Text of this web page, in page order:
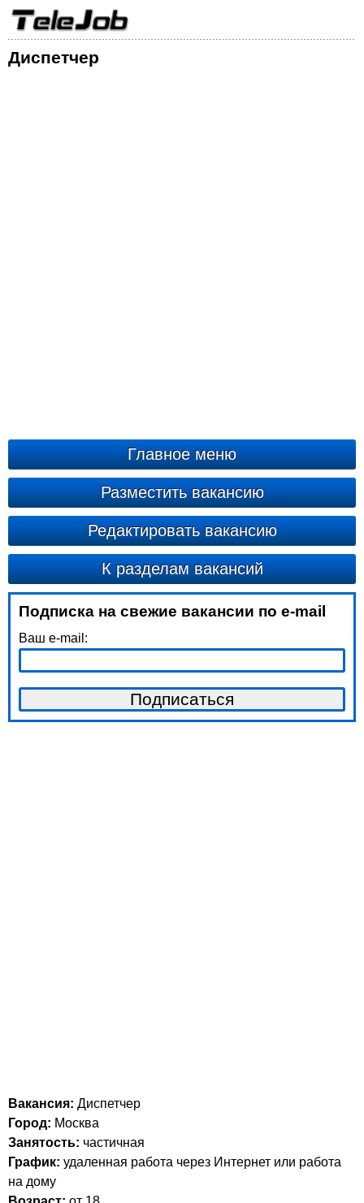
Диспетчер
Главное меню
Разместить вакансию
Редактировать вакансию
К разделам вакансий
Подписка на свежие вакансии по e-mail
Ваш e-mail:
Вакансия: Диспетчер
Город: Москва
Занятость: частичная
График: удаленная работа через Интернет или работа
на дому